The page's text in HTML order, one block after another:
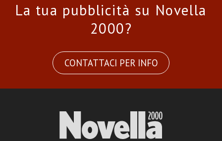
La tua pubblicità su Novella
2000?
CONTATTACI PER INFO